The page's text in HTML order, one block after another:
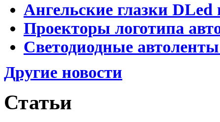
Ангельские глазки DLed
Проекторы логотипа
Светодиодные
Другие новости
Статьи